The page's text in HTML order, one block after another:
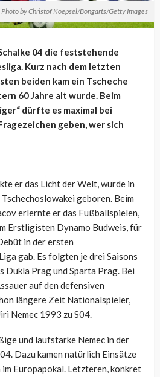
Photo by Christof Koepsel/Bongarts/Getty Images
04 die feststehende
Kurz nach dem letzten
beiden kam ein Tscheche
60 Jahre alt wurde. Beim
dürfte es maximal bei
geben, wer sich
er das Licht der Welt, wurde in
geboren. Beim
erlernte er das Fußballspielen,
Erstligisten Dynamo Budweis, für
in der ersten
gab. Es folgten je drei Saisons
Dukla Prag und Sparta Prag. Bei
auf den defensiven
längere Zeit Nationalspieler,
Nemec 1993 zu S04.
und laufstarke Nemec in der
Dazu kamen natürlich Einsätze
im Europapokal. Letzteren, konkret